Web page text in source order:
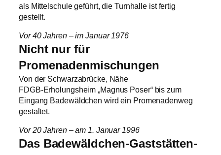
als Mittelschule geführt, die Turnhalle ist fertig
gestellt.
Vor 40 Jahren – im Januar 1976
Nicht nur für
Promenadenmischungen
Von der Schwarzabrücke, Nähe
FDGB‑Erholungsheim „Magnus Poser“ bis zum
Eingang Badewäldchen wird ein Promenadenweg
gestaltet.
Vor 20 Jahren – am 1. Januar 1996
Das Badewäldchen-Gaststätten-